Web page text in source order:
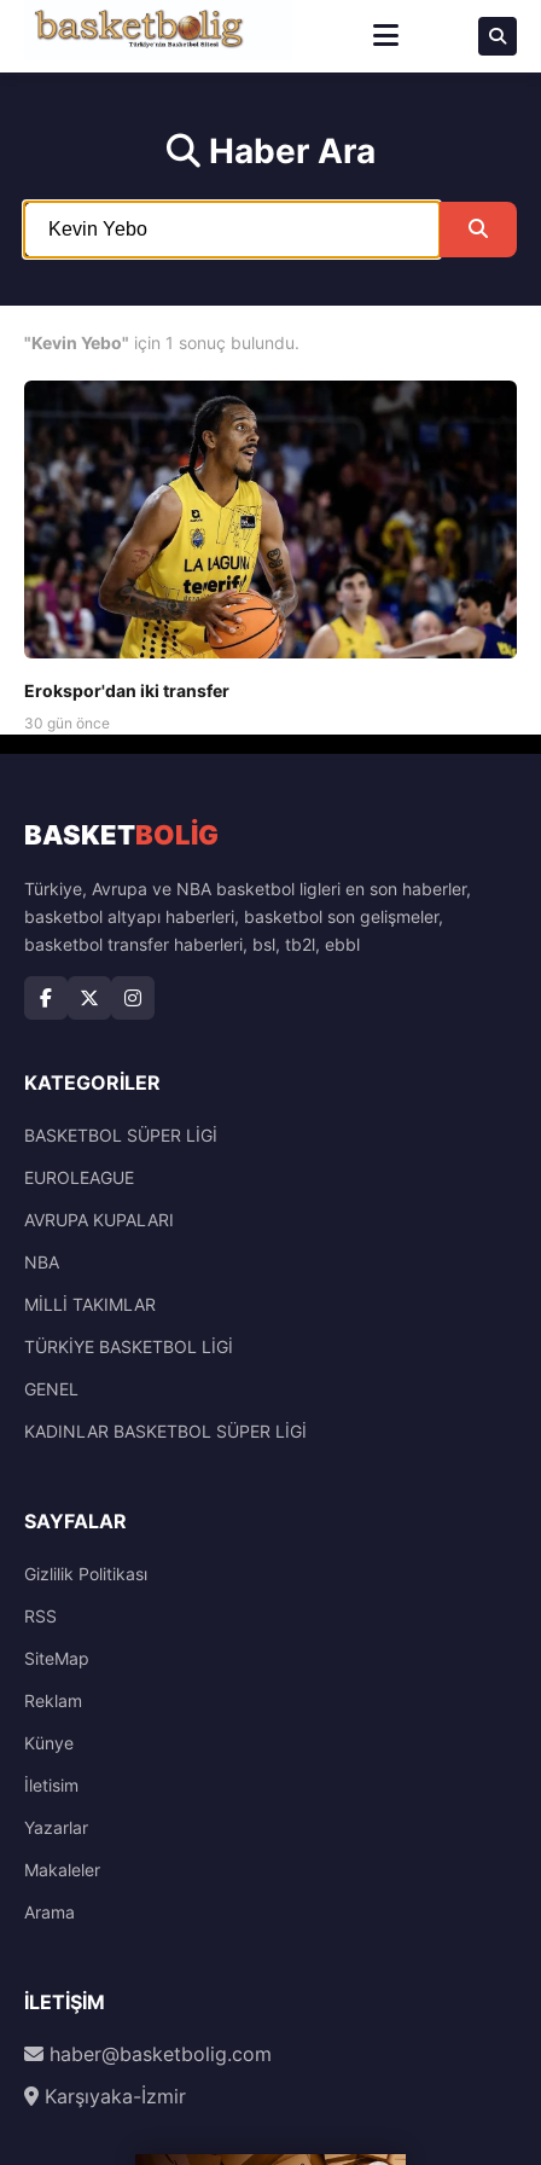
Haber Ara
"Kevin Yebo" için 1 sonuç bulundu.
Erokspor'dan iki transfer
30 gün önce
BASKETBOLİG
Türkiye, Avrupa ve NBA basketbol ligleri en son haberler,
basketbol altyapı haberleri, basketbol son gelişmeler,
basketbol transfer haberleri, bsl, tb2l, ebbl
KATEGORILER
BASKETBOL SÜPER LİGİ
EUROLEAGUE
AVRUPA KUPALARI
NBA
MİLLİ TAKIMLAR
TÜRKİYE BASKETBOL LİGİ
GENEL
KADINLAR BASKETBOL SÜPER LİGİ
SAYFALAR
Gizlilik Politikası
RSS
SiteMap
Reklam
Künye
İletisim
Yazarlar
Makaleler
Arama
İLETIŞIM
haber@basketbolig.com
Karşıyaka-İzmir